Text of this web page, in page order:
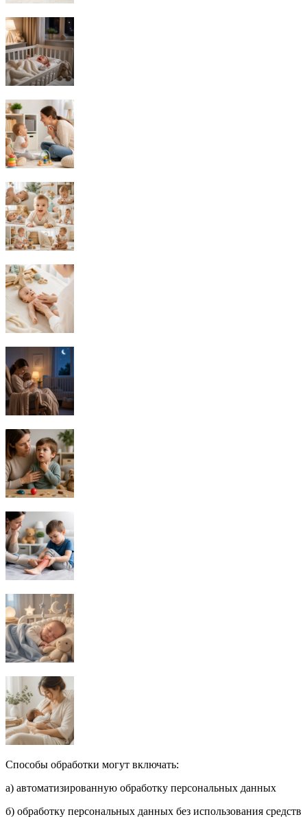
Способы обработки могут включать:
а) автоматизированную обработку персональных данных
б) обработку персональных данных без использования средств